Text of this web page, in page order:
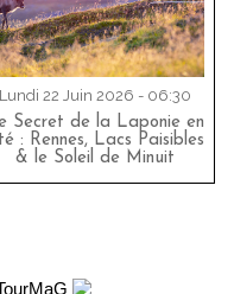
Lundi 22 Juin 2026 - 06:30
Secret de la Laponie en
: Rennes, Lacs Paisibles
& le Soleil de Minuit